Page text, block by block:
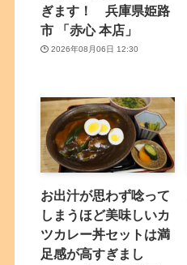
ぎます！ 兵庫県姫路
市 「赤心 本店」
2026年08月06日 12:30
お出汁が思わず唸って
しまうほど美味しいカ
ツカレー丼セットは満
足感が高すぎまし